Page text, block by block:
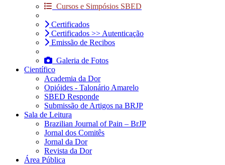
Cursos e Simpósios SBED
Certificados
Certificados >> Autenticação
Emissão de Recibos
Galeria de Fotos
Científico
Academia da Dor
Opióides - Talonário Amarelo
SBED Responde
Submissão de Artigos na BRJP
Sala de Leitura
Brazilian Journal of Pain – BrJP
Jornal dos Comitês
Jornal da Dor
Revista da Dor
Área Pública